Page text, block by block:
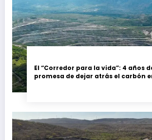
El “Corredor para la vida”: 4 años
promesa de dejar atrás el carbón